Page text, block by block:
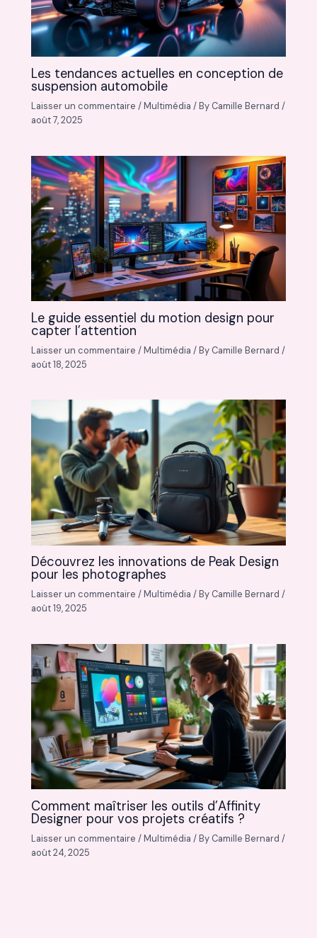
Les tendances actuelles en conception de
suspension automobile
Laisser un commentaire /Multimédia / By Camille Bernard/
août 7, 2025
Le guide essentiel du motion design pour
capter l’attention
Laisser un commentaire /Multimédia / By Camille Bernard/
août 18, 2025
Découvrez les innovations de Peak Design
pour les photographes
Laisser un commentaire /Multimédia / By Camille Bernard/
août 19, 2025
Comment maîtriser les outils d’Affinity
Designer pour vos projets créatifs ?
Laisser un commentaire /Multimédia / By Camille Bernard/
août 24, 2025